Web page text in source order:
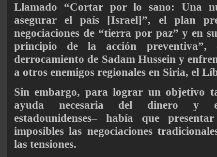
Llamado “Cortar por lo sano: Una
asegurar el país [Israel]”, el plan
negociaciones de “tierra por paz” y en
principio de la acción preventiva”,
derrocamiento de Sadam Hussein y
a otros enemigos regionales en Siria, el
Sin embargo, para lograr un objetivo
ayuda necesaria del dinero y
estadounidenses– había que
imposibles las negociaciones
las tensiones.